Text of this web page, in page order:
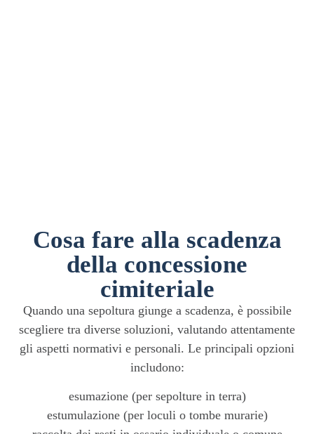
Cosa fare alla scadenza
della concessione
cimiteriale
Quando una sepoltura giunge a scadenza, è possibile
scegliere tra diverse soluzioni, valutando attentamente
gli aspetti normativi e personali. Le principali opzioni
includono:
esumazione (per sepolture in terra)
estumulazione (per loculi o tombe murarie)